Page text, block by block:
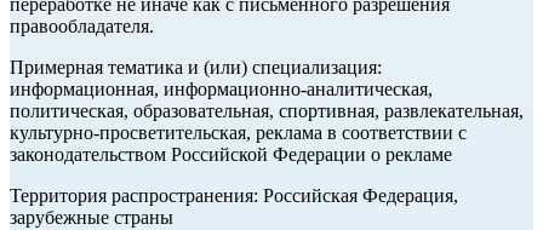
переработке не иначе как с письменного разрешения
правообладателя.
Примерная тематика и (или) специализация:
информационная, информационно-аналитическая,
политическая, образовательная, спортивная, развлекательная,
культурно-просветительская, реклама в соответствии с
законодательством Российской Федерации о рекламе
Территория распространения: Российская Федерация,
зарубежные страны